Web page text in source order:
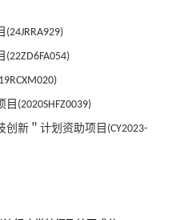
(2020SHFZ0039)
新＂计划资助项目(CY2023-